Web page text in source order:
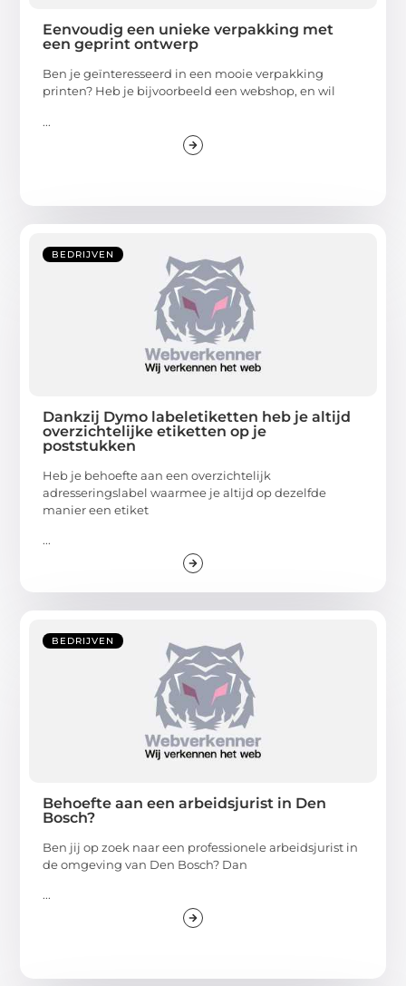
Eenvoudig een unieke verpakking met
een geprint ontwerp
Ben je geïnteresseerd in een mooie verpakking
printen? Heb je bijvoorbeeld een webshop, en wil
...
BEDRIJVEN
Dankzij Dymo labeletiketten heb je altijd
overzichtelijke etiketten op je
poststukken
Heb je behoefte aan een overzichtelijk
adresseringslabel waarmee je altijd op dezelfde
manier een etiket
...
BEDRIJVEN
Behoefte aan een arbeidsjurist in Den
Bosch?
Ben jij op zoek naar een professionele arbeidsjurist in
de omgeving van Den Bosch? Dan
...